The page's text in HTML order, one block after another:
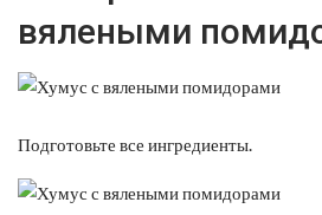
вялеными
Подготовьте все ингредиенты.